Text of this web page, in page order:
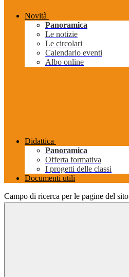
Novità
Panoramica
Le notizie
Le circolari
Calendario eventi
Albo online
Didattica
Panoramica
Offerta formativa
I progetti delle classi
Documenti utili
Campo di ricerca per le pagine del sito